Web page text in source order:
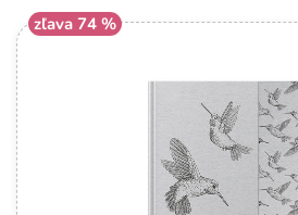
zľava 74 %